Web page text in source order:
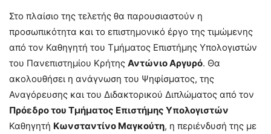
Στο πλαίσιο της τελετής θα παρουσιαστούν η
προσωπικότητα και το επιστημονικό έργο της τιμώμενης
από τον Καθηγητή του Τμήματος Επιστήμης Υπολογιστών
του Πανεπιστημίου Κρήτης Αντώνιο Αργυρό. Θα
ακολουθήσει η ανάγνωση του Ψηφίσματος, της
Αναγόρευσης και του Διδακτορικού Διπλώματος από τον
Πρόεδρο του Τμήματος Επιστήμης Υπολογιστών
Καθηγητή Κωνσταντίνο Μαγκούτη, η περιένδυσή της με